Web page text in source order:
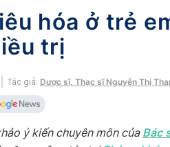
hóa ở trẻ
trị
Tác giả: Dược sĩ, Thạc sĩ Nguyễn Thị
ý kiến chuyên môn của Bác